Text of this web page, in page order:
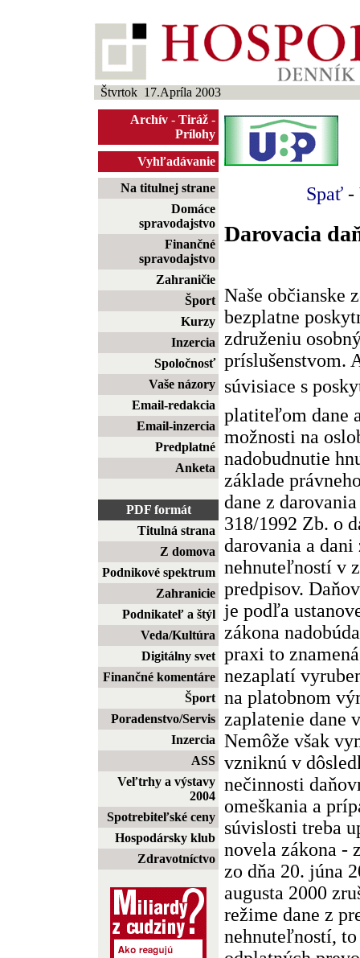
Štvrtok 17.Apríla 2003
Archív - Tiráž -
Prílohy
Vyhľadávanie
Na titulnej strane
Domáce
spravodajstvo
Finančné
spravodajstvo
Zahraničie
Šport
Kurzy
Inzercia
Spoločnosť
Vaše názory
Email-redakcia
Email-inzercia
Predplatné
Anketa
PDF formát
Titulná strana
Z domova
Podnikové spektrum
Zahranicie
Podnikateľ a štýl
Veda/Kultúra
Digitálny svet
Finančné komentáre
Šport
Poradenstvo/Servis
Inzercia
ASS
Veľtrhy a výstavy
2004
Spotrebiteľské ceny
Hospodársky klub
Zdravotníctvo
Spať -
Darovacia
Naše občianske
bezplatne
združeniu
príslušenstvom.
súvisiace s
platiteľom dane
možnosti na
nadobudnutie
základe
dane z
318/1992 Zb. o
darovania a dani
nehnuteľností v
predpisov.
je podľa
zákona
praxi to
nezaplatí
na platobnom
zaplatenie dane
Nemôže však
vzniknú v
nečinnosti
omeškania a
súvislosti treba
novela zákona -
zo dňa 20. júna
augusta 2000
režime dane z
nehnuteľností,